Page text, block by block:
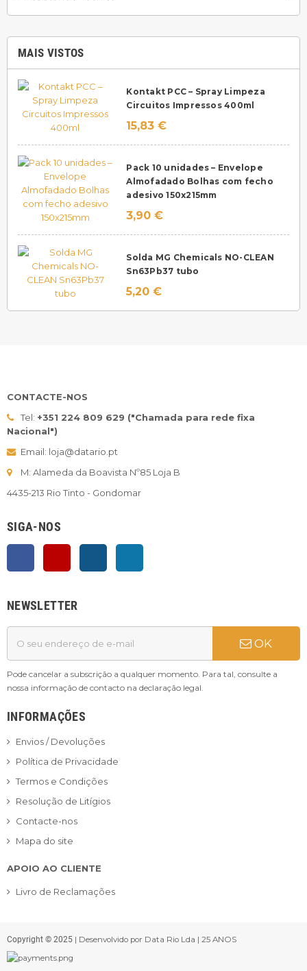
MAIS VISTOS
Kontakt PCC – Spray Limpeza
Circuitos Impressos 400ml
15,83 €
Pack 10 unidades – Envelope
Almofadado Bolhas com fecho
adesivo 150x215mm
3,90 €
Solda MG Chemicals NO-CLEAN
Sn63Pb37 tubo
5,20 €
CONTACTE-NOS
Tel: +351 224 809 629 ("Chamada para rede fixa
Nacional")
Email: loja@datario.pt
M: Alameda da Boavista Nº85 Loja B
4435-213 Rio Tinto - Gondomar
SIGA-NOS
FacebookYouTube Instagram
NEWSLETTER
OK
Pode cancelar a subscrição a qualquer momento. Para tal, consulte a
nossa informação de contacto na declaração legal.
INFORMAÇÕES
Envios / Devoluções
Política de Privacidade
Termos e Condições
Resolução de Litígios
Contacte-nos
Mapa do site
APOIO AO CLIENTE
Livro de Reclamações
Copyright © 2025 | Desenvolvido por Data Rio Lda | 25 ANOS